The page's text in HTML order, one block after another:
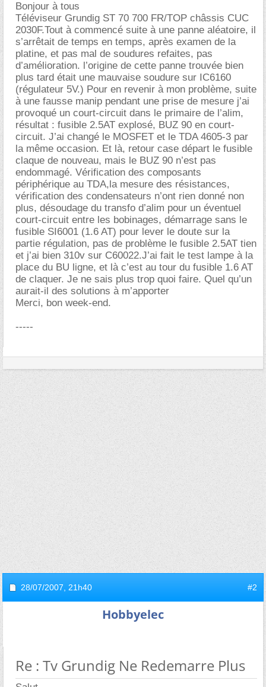
Bonjour à tous
Téléviseur Grundig ST 70 700 FR/TOP châssis CUC
2030F.Tout à commencé suite à une panne aléatoire, il
s’arrêtait de temps en temps, après examen de la
platine, et pas mal de soudures refaites, pas
d’amélioration. l’origine de cette panne trouvée bien
plus tard était une mauvaise soudure sur IC6160
(régulateur 5V.) Pour en revenir à mon problème, suite
à une fausse manip pendant une prise de mesure j’ai
provoqué un court-circuit dans le primaire de l’alim,
résultat : fusible 2.5AT explosé, BUZ 90 en court-
circuit. J’ai changé le MOSFET et le TDA 4605-3 par
la même occasion. Et là, retour case départ le fusible
claque de nouveau, mais le BUZ 90 n’est pas
endommagé. Vérification des composants
périphérique au TDA,la mesure des résistances,
vérification des condensateurs n’ont rien donné non
plus, désoudage du transfo d’alim pour un éventuel
court-circuit entre les bobinages, démarrage sans le
fusible SI6001 (1.6 AT) pour lever le doute sur la
partie régulation, pas de problème le fusible 2.5AT tien
et j’ai bien 310v sur C60022.J’ai fait le test lampe à la
place du BU ligne, et là c’est au tour du fusible 1.6 AT
de claquer. Je ne sais plus trop quoi faire. Quel qu’un
aurait-il des solutions à m’apporter
Merci, bon week-end.
-----
28/07/2007, 21h40 #2
Hobbyelec
Re : Tv Grundig Ne Redemarre Plus